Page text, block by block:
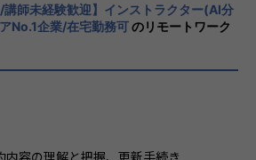
意としている、主要ベンダー（AW
構築およびビジネス拡大のノウハウ
当するAWS・Microsoftの担当者
構築を行い、トレノケート・ジャパ
いただきます。また、アジアを中心
ティングチームと日本のマーケティ
/講師未経験歓迎】インストラクター(AI分
No.1企業/在宅勤務可のリモートワーク
内容の理解と把握、更新手続き